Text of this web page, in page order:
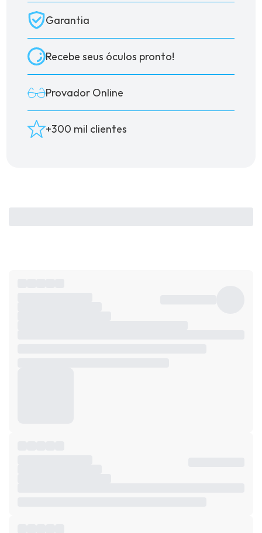
Garantia
Recebe seus óculos pronto!
Provador Online
+300 mil clientes